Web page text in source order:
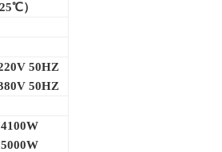
）
50HZ
50HZ
4100W
5000W